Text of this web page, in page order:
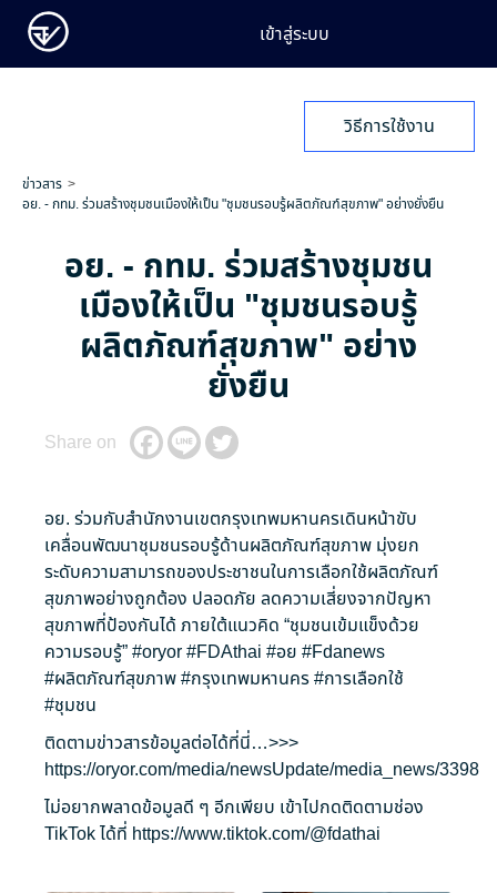
เข้าสู่ระบบ
วิธีการใช้งาน
ข่าวสาร
อย. - กทม. ร่วมสร้างชุมชนเมืองให้เป็น "ชุมชนรอบรู้ผลิตภัณฑ์สุขภาพ" อย่างยั่งยืน
อย. - กทม. ร่วมสร้างชุมชน
เมืองให้เป็น "ชุมชนรอบรู้
ผลิตภัณฑ์สุขภาพ" อย่าง
ยั่งยืน
Share on
อย. ร่วมกับสำนักงานเขตกรุงเทพมหานครเดินหน้าขับ
เคลื่อนพัฒนาชุมชนรอบรู้ด้านผลิตภัณฑ์สุขภาพ มุ่งยก
ระดับความสามารถของประชาชนในการเลือกใช้ผลิตภัณฑ์
สุขภาพอย่างถูกต้อง ปลอดภัย ลดความเสี่ยงจากปัญหา
สุขภาพที่ป้องกันได้ ภายใต้แนวคิด “ชุมชนเข้มแข็งด้วย
ความรอบรู้”#oryor#FDAthai #อย #Fdanews
#ผลิตภัณฑ์สุขภาพ#กรุงเทพมหานคร#การเลือกใช้
#ชุมชน
ติดตามข่าวสารข้อมูลต่อได้ที่นี่…>>>
https://oryor.com/media/newsUpdate/media_news/3398
ไม่อยากพลาดข้อมูลดี ๆ อีกเพียบ เข้าไปกดติดตามช่อง
TikTok ได้ที่ https://www.tiktok.com/@fdathai